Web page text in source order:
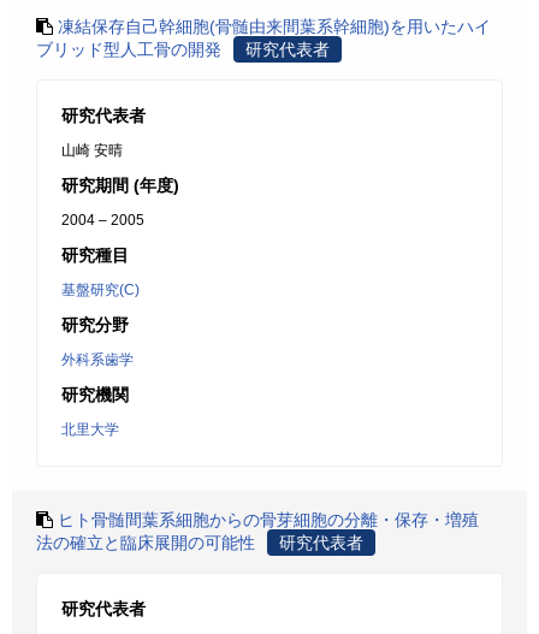
凍結保存自己幹細胞(骨髄由来間葉系幹細胞)を用いたハイ
ブリッド型人工骨の開発
研究代表者
研究代表者
山崎 安晴
研究期間 (年度)
2004 – 2005
研究種目
基盤研究(C)
研究分野
外科系歯学
研究機関
北里大学
ヒト骨髄間葉系細胞からの骨芽細胞の分離・保存・増殖
法の確立と臨床展開の可能性
研究代表者
研究代表者